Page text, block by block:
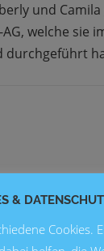
und
welche sie
durchgeführt
&
Cookies.